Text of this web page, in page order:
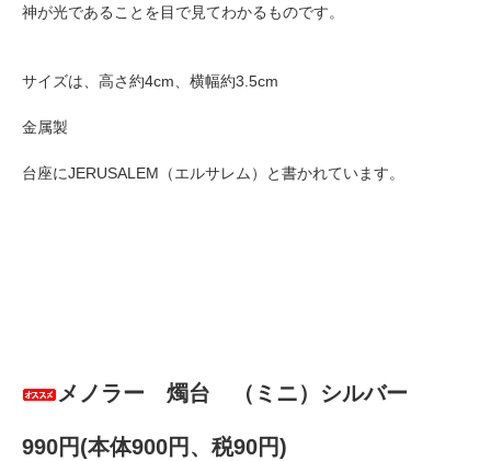
神が光であることを目で見てわかるものです。
サイズは、高さ約4cm、横幅約3.5cm
金属製
台座にJERUSALEM（エルサレム）と書かれています。
メノラー 燭台 （ミニ）シルバー
990円(本体900円、税90円)